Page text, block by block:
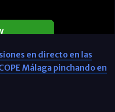
en directo en las
Málaga pinchando en